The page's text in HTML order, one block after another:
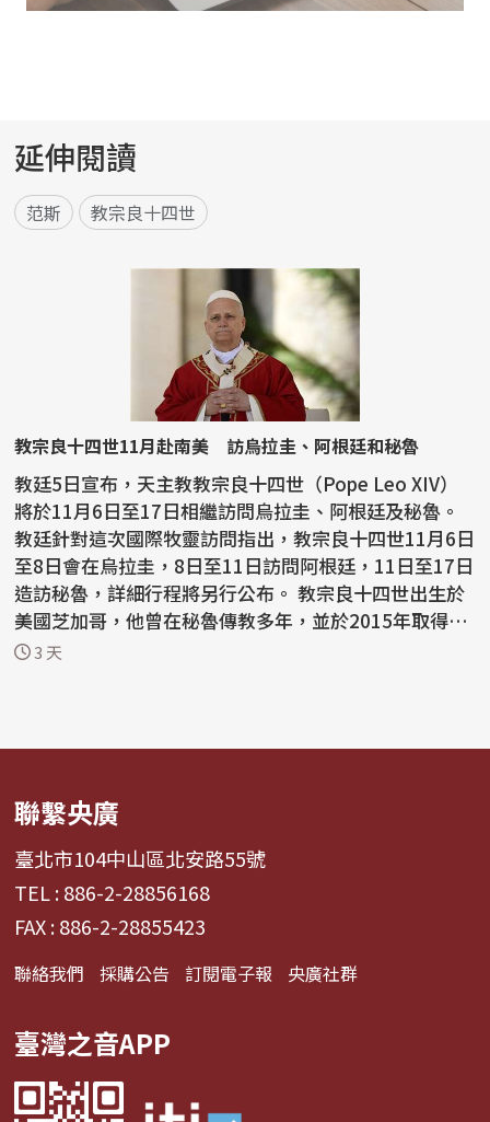
延伸閱讀
范斯 教宗良十四世
教宗良十四世11月赴南美 訪烏拉圭、阿根廷和秘魯
教廷5日宣布，天主教教宗良十四世（Pope Leo XIV）
將於11月6日至17日相繼訪問烏拉圭、阿根廷及秘魯。
教廷針對這次國際牧靈訪問指出，教宗良十四世11月6日
至8日會在烏拉圭，8日至11日訪問阿根廷，11日至17日
造訪秘魯，詳細行程將另行公布。 教宗良十四世出生於
美國芝加哥，他曾在秘魯傳教多年，並於2015年取得該
國...3 天
聯繫央廣
臺北市104中山區北安路55號
TEL : 886-2-28856168
FAX : 886-2-28855423
聯絡我們 採購公告 訂閱電子報 央廣社群
臺灣之音APP